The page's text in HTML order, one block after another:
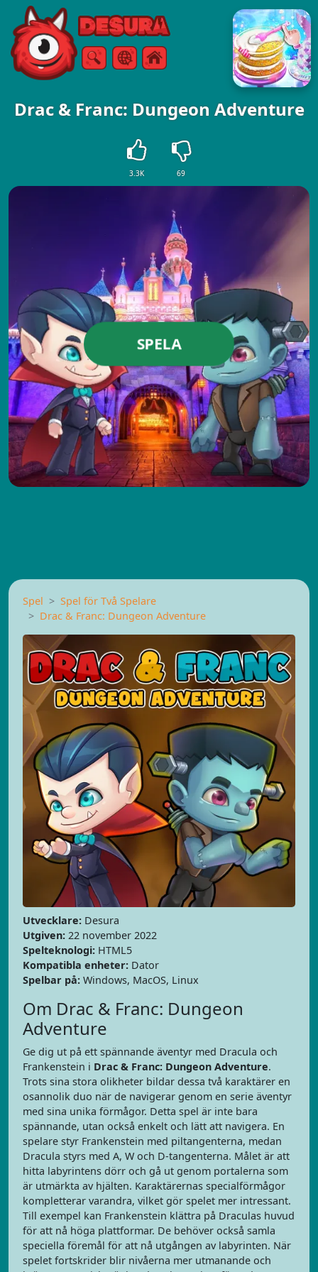
Free Online Games
Sök Meny
Drac & Franc: Dungeon Adventure
3.3K 69
SPELA
Spel
Spel för Två Spelare
Drac & Franc: Dungeon Adventure
Utvecklare: Desura
Utgiven: 22 november 2022
Spelteknologi: HTML5
Kompatibla enheter: Dator
Spelbar på: Windows, MacOS, Linux
Om Drac & Franc: Dungeon
Adventure
Ge dig ut på ett spännande äventyr med Dracula och
Frankenstein i Drac & Franc: Dungeon Adventure.
Trots sina stora olikheter bildar dessa två karaktärer en
osannolik duo när de navigerar genom en serie äventyr
med sina unika förmågor. Detta spel är inte bara
spännande, utan också enkelt och lätt att navigera. En
spelare styr Frankenstein med piltangenterna, medan
Dracula styrs med A, W och D-tangenterna. Målet är att
hitta labyrintens dörr och gå ut genom portalerna som
är utmärkta av hjälten. Karaktärernas specialförmågor
kompletterar varandra, vilket gör spelet mer intressant.
Till exempel kan Frankenstein klättra på Draculas huvud
för att nå höga plattformar. De behöver också samla
speciella föremål för att nå utgången av labyrinten. När
spelet fortskrider blir nivåerna mer utmanande och